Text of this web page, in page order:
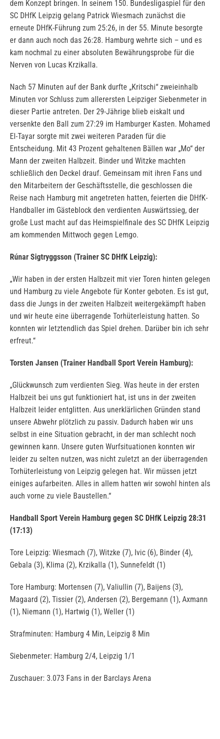
dem Konzept bringen. In seinem 150. Bundesligaspiel für den
SC DHfK Leipzig gelang Patrick Wiesmach zunächst die
erneute DHfK-Führung zum 25:26, in der 55. Minute besorgte
er dann auch noch das 26:28. Hamburg wehrte sich – und es
kam nochmal zu einer absoluten Bewährungsprobe für die
Nerven von Lucas Krzikalla.
Nach 57 Minuten auf der Bank durfte „Kritschi“ zweieinhalb
Minuten vor Schluss zum allerersten Leipziger Siebenmeter in
dieser Partie antreten. Der 29-Jährige blieb eiskalt und
versenkte den Ball zum 27:29 im Hamburger Kasten. Mohamed
El-Tayar sorgte mit zwei weiteren Paraden für die
Entscheidung. Mit 43 Prozent gehaltenen Bällen war „Mo“ der
Mann der zweiten Halbzeit. Binder und Witzke machten
schließlich den Deckel drauf. Gemeinsam mit ihren Fans und
den Mitarbeitern der Geschäftsstelle, die geschlossen die
Reise nach Hamburg mit angetreten hatten, feierten die DHfK-
Handballer im Gästeblock den verdienten Auswärtssieg, der
große Lust macht auf das Heimspielfinale des SC DHfK Leipzig
am kommenden Mittwoch gegen Lemgo.
Rúnar Sigtryggsson (Trainer SC DHfK Leipzig):
„Wir haben in der ersten Halbzeit mit vier Toren hinten gelegen
und Hamburg zu viele Angebote für Konter geboten. Es ist gut,
dass die Jungs in der zweiten Halbzeit weitergekämpft haben
und wir heute eine überragende Torhüterleistung hatten. So
konnten wir letztendlich das Spiel drehen. Darüber bin ich sehr
erfreut.“
Torsten Jansen (Trainer Handball Sport Verein Hamburg):
„Glückwunsch zum verdienten Sieg. Was heute in der ersten
Halbzeit bei uns gut funktioniert hat, ist uns in der zweiten
Halbzeit leider entglitten. Aus unerklärlichen Gründen stand
unsere Abwehr plötzlich zu passiv. Dadurch haben wir uns
selbst in eine Situation gebracht, in der man schlecht noch
gewinnen kann. Unsere guten Wurfsituationen konnten wir
leider zu selten nutzen, was nicht zuletzt an der überragenden
Torhüterleistung von Leipzig gelegen hat. Wir müssen jetzt
einiges aufarbeiten. Alles in allem hatten wir sowohl hinten als
auch vorne zu viele Baustellen.“
Handball Sport Verein Hamburg gegen SC DHfK Leipzig 28:31
(17:13)
Tore Leipzig: Wiesmach (7), Witzke (7), Ivic (6), Binder (4),
Gebala (3), Klima (2), Krzikalla (1), Sunnefeldt (1)
Tore Hamburg: Mortensen (7), Valiullin (7), Baijens (3),
Magaard (2), Tissier (2), Andersen (2), Bergemann (1), Axmann
(1), Niemann (1), Hartwig (1), Weller (1)
Strafminuten: Hamburg 4 Min, Leipzig 8 Min
Siebenmeter: Hamburg 2/4, Leipzig 1/1
Zuschauer: 3.073 Fans in der Barclays Arena